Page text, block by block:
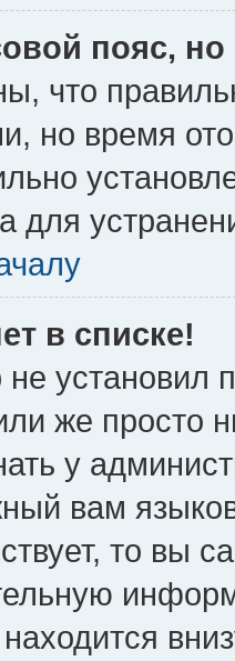
пояс,
что
но время
для
в списке!
установил
же просто
у
вам
то вы